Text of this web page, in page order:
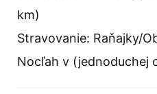
km)
Stravovanie: Raňajky/
Nocľah v (jednoduchej